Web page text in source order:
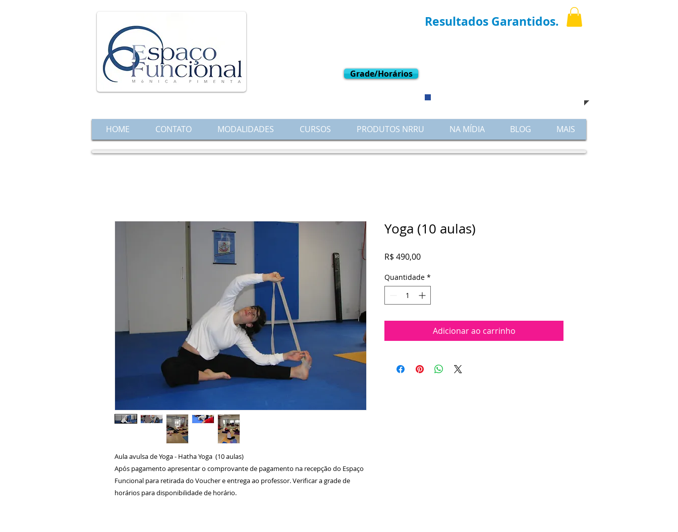
Resultados Garantidos.
Grade/Horários
HOME CONTATO MODALIDADES CURSOS PRODUTOS NRRU NA MÍDIA BLOG MAIS
Aula avulsa de Yoga - Hatha Yoga  (10 aulas)
Após pagamento apresentar o comprovante de pagamento na recepção do Espaço
Funcional para retirada do Voucher e entrega ao professor. Verificar a grade de
horários para disponibilidade de horário.
Yoga (10 aulas)
R$ 490,00Preço
Quantidade *
Adicionar ao carrinho